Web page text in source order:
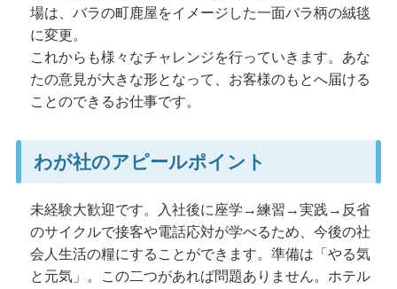
場は、バラの町鹿屋をイメージした一面バラ柄の絨毯
に変更。
これからも様々なチャレンジを行っていきます。あな
たの意見が大きな形となって、お客様のもとへ届ける
ことのできるお仕事です。
わが社のアピールポイント
未経験大歓迎です。入社後に座学→練習→実践→反省
のサイクルで接客や電話応対が学べるため、今後の社
会人生活の糧にすることができます。準備は「やる気
と元気」。この二つがあれば問題ありません。ホテル